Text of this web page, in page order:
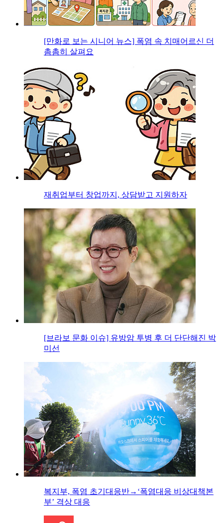
[만화로 보는 시니어 뉴스] 폭염 속 치매어르신 더
촘촘히 살펴요
재취업부터 창업까지, 상담받고 지원하자
[브라보 문화 이슈] 유방암 투병 후 더 단단해진 박
미선
복지부, 폭염 초기대응반→‘폭염대응 비상대책본
부’ 격상 대응